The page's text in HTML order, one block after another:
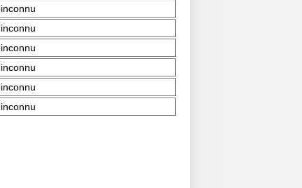
inconnu
inconnu
inconnu
inconnu
inconnu
inconnu